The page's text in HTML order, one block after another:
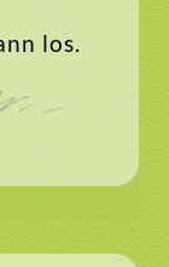
los.